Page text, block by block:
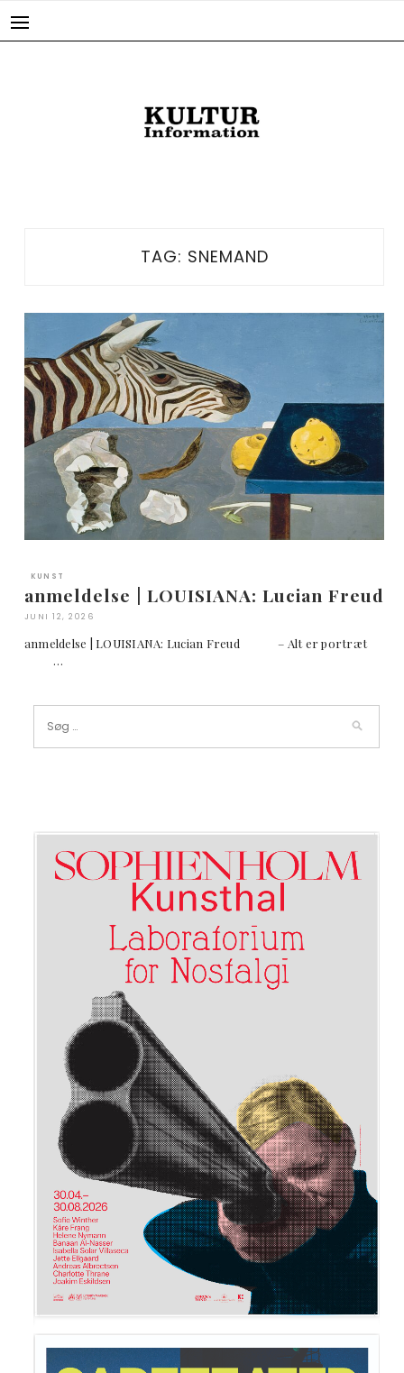
TAG: SNEMAND
KUNST
anmeldelse | LOUISIANA: Lucian Freud
JUNI 12, 2026
anmeldelse | LOUISIANA: Lucian Freud – Alt er portræt
…